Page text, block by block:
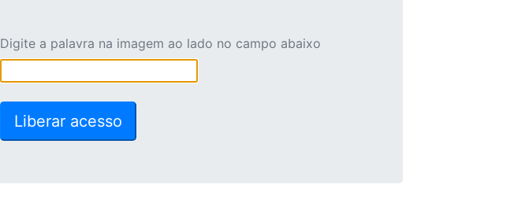
Digite a palavra na imagem ao lado no campo abaixo